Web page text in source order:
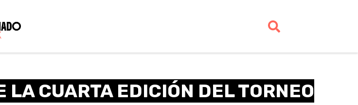
CUARTA EDICIÓN DEL TORNEO